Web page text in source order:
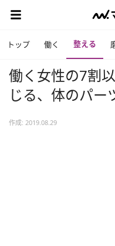
トップ 働く 整える
働く女性の7割
じる、体のパー
作成: 2019.08.29